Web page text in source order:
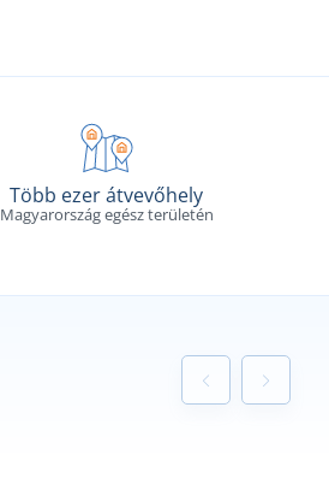
Több ezer átvevőhely
Magyarország egész területén